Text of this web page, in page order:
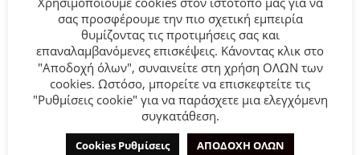
ΣΥΜΒΟΥΛΕΣ
Πλένεται στο πλυντήριο στους 30°C.
ΣΧΕΤΙΚΆ ΠΡΟΪΌΝΤΑ
σας προσφέρουμε την πιο σχετική εμπειρία
θυμίζοντας τις προτιμήσεις σας και
επαναλαμβανόμενες επισκέψεις. Κάνοντας κλικ στο
"Αποδοχή όλων", συναινείτε στη χρήση ΟΛΩΝ των
cookies. Ωστόσο, μπορείτε να επισκεφτείτε τις
"Ρυθμίσεις cookie" για να παράσχετε μια ελεγχόμενη
συγκατάθεση.
Cookies Ρυθμίσεις ΑΠΟΔΟΧΗ ΟΛΩΝ